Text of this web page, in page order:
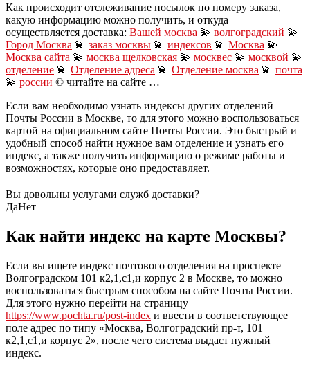
Как происходит отслеживание посылок по номеру заказа,
какую информацию можно получить, и откуда
осуществляется доставка: Вашей москва 💫 волгоградский 💫
Город Москва 💫 заказ москвы 💫 индексов 💫 Москва 💫
Москва сайта 💫 москва щелковская 💫 москвес 💫 москвой 💫
отделение 💫 Отделение адреса 💫 Отделение москва 💫 почта
💫 россии © читайте на сайте …
Если вам необходимо узнать индексы других отделений
Почты России в Москве, то для этого можно воспользоваться
картой на официальном сайте Почты России. Это быстрый и
удобный способ найти нужное вам отделение и узнать его
индекс, а также получить информацию о режиме работы и
возможностях, которые оно предоставляет.
Вы довольны услугами служб доставки?
ДаНет
Как найти индекс на карте Москвы?
Если вы ищете индекс почтового отделения на проспекте
Волгоградском 101 к2,1,с1,и корпус 2 в Москве, то можно
воспользоваться быстрым способом на сайте Почты России.
Для этого нужно перейти на страницу
https://www.pochta.ru/post-index и ввести в соответствующее
поле адрес по типу «Москва, Волгоградский пр-т, 101
к2,1,с1,и корпус 2», после чего система выдаст нужный
индекс.